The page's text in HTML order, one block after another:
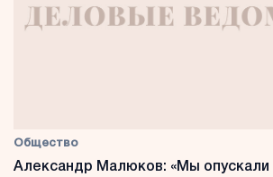
Общество
Александр Малюков: «Мы опускали